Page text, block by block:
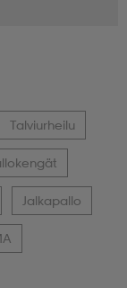
Talviurheilu
Jalkapallo